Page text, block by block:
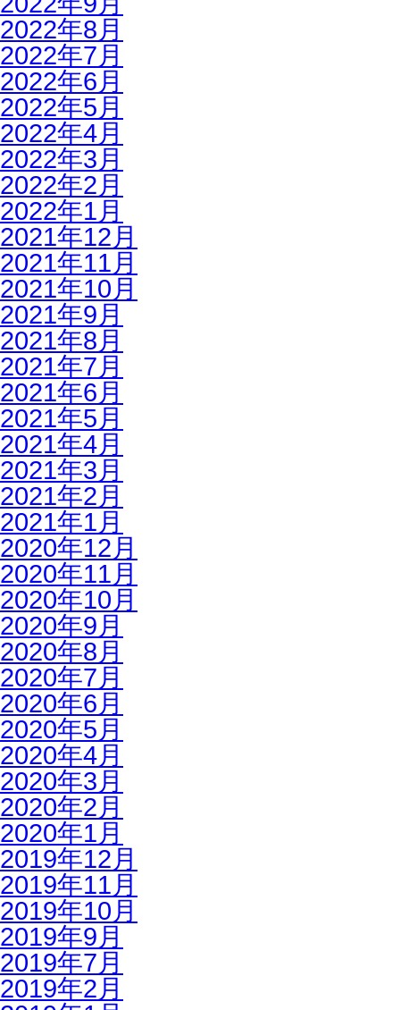
2022年8月
2022年7月
2022年6月
2022年5月
2022年4月
2022年3月
2022年2月
2022年1月
2021年12月
2021年11月
2021年10月
2021年9月
2021年8月
2021年7月
2021年6月
2021年5月
2021年4月
2021年3月
2021年2月
2021年1月
2020年12月
2020年11月
2020年10月
2020年9月
2020年8月
2020年7月
2020年6月
2020年5月
2020年4月
2020年3月
2020年2月
2020年1月
2019年12月
2019年11月
2019年10月
2019年9月
2019年7月
2019年2月